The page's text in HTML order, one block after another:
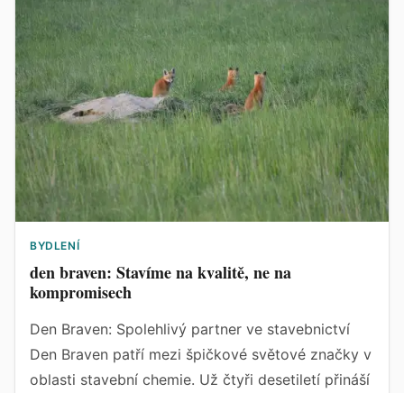
BYDLENÍ
den braven: Stavíme na kvalitě, ne na
kompromisech
Den Braven: Spolehlivý partner ve stavebnictví
Den Braven patří mezi špičkové světové značky v
oblasti stavební chemie. Už čtyři desetiletí přináší